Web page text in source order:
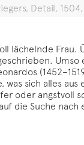
Detail,
lächelnde Frau.
Umso
sich alles aus
oder angstvoll
die Suche nach